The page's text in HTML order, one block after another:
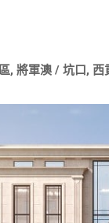
, 將軍澳 / 坑口, 西